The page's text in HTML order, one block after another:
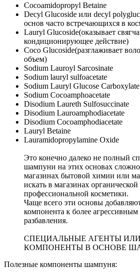
Cocoamidopropyl Betaine
Decyl Glucoside или decyl
основ часто встречающихся в
Lauryl Glucoside(оказывает
кондиционирующее действие)
Сосо Glucoside(разглаживает
объем)
Sodium Lauroyl Sarcosinate
Sodium lauryl sulfoacetate
Sodium Lauryl Glucose Carboxylate
Sodium Cocoamphoacetate
Disodium Laureth Sulfosuccinate
Disodium Lauroamphodiacetate
Disodium Cocoamphodiacetate
Lauryl Betaine
Lauramidopropylamine Oxide
Это конечно далеко не полный
шампуни на этих основах
магазинах бытовой химии или
искать в магазинах
профессиональной косметики.
Чаще всего эти основы
компонента к более
разбавления.
СПЕЦИАЛЬНЫЕ АГЕНТЫ
КОМПОНЕНТЫ В ОСНОВЕ
Полезные компоненты шампуня: